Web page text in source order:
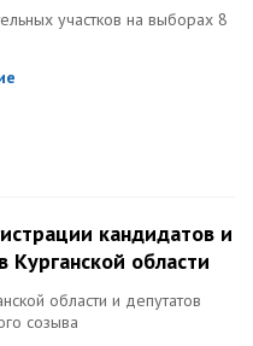
участков на выборах 8
кандидатов и
Курганской области
области и депутатов
созыва